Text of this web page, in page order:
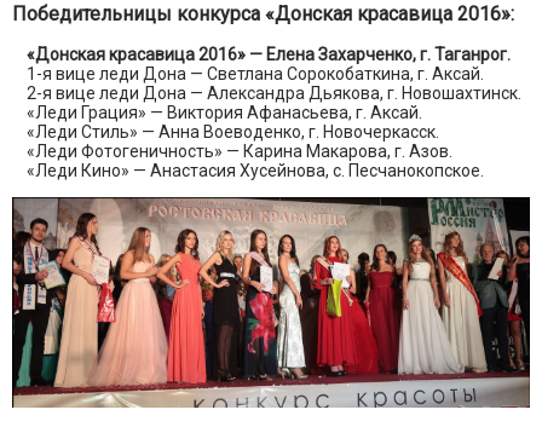
Победительницы конкурса «Донская красавица 2016»:
«Донская красавица 2016» — Елена Захарченко, г. Таганрог.
1-я вице леди Дона — Светлана Сорокобаткина, г. Аксай.
2-я вице леди Дона — Александра Дьякова, г. Новошахтинск.
«Леди Грация» — Виктория Афанасьева, г. Аксай.
«Леди Стиль» — Анна Воеводенко, г. Новочеркасск.
«Леди Фотогеничность» — Карина Макарова, г. Азов.
«Леди Кино» — Анастасия Хусейнова, с. Песчанокопское.